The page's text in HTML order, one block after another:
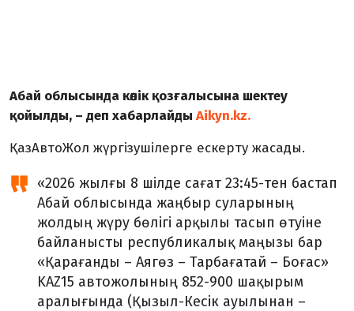
Абай облысында көлік қозғалысына шектеу
қойылды, – деп хабарлайды Aikyn.kz.
ҚазАвтоЖол жүргізушілерге ескерту жасады.
«2026 жылғы 8 шілде сағат 23:45-тен бастап
Абай облысында жаңбыр суларының
жолдың жүру бөлігі арқылы тасып өтуіне
байланысты республикалық маңызы бар
«Қарағанды – Аягөз – Тарбағатай – Боғас»
KAZ15 автожолының 852-900 шақырым
аралығында (Қызыл-Кесік ауылынан –